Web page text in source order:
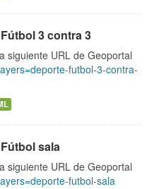
3 contra 3
siguiente URL de Geoportal
futbol-3-contra-
sala
siguiente URL de Geoportal
futbol-sala